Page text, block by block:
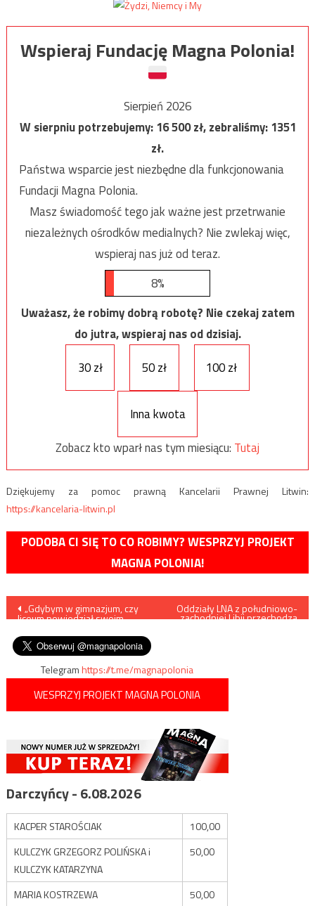
Wspieraj Fundację Magna Polonia!
Sierpień 2026
W sierpniu potrzebujemy:16 500zł, zebraliśmy:1351
zł.
Państwa wsparcie jest niezbędne dla funkcjonowania
Fundacji Magna Polonia.
Masz świadomość tego jak ważne jest przetrwanie
niezależnych ośrodków medialnych? Nie zwlekaj więc,
wspieraj nas już od teraz.
8%
Uważasz, że robimy dobrą robotę? Nie czekaj zatem
do jutra, wspieraj nas od dzisiaj.
30 zł
50 zł 100 zł
Inna kwota
Zobacz kto wparł nas tym miesiącu: Tutaj
Dziękujemy za pomoc prawną Kancelarii Prawnej Litwin:
https://kancelaria-litwin.pl
PODOBA CI SIĘ TO CO ROBIMY? WESPRZYJ PROJEKT
MAGNA POLONIA!
Nawigacja
wpisu
„Gdybym w gimnazjum, czy
liceum powiedział swoim
Oddziały LNA z południowo-
zachodniej Libii przechodzą
Telegramhttps://t.me/magnapolonia
WESPRZYJ PROJEKT MAGNA POLONIA
Darczyńcy - 6.08.2026
KACPER STAROŚCIAK
100,00
KULCZYK GRZEGORZ POLIŃSKA i
KULCZYK KATARZYNA
50,00
MARIA KOSTRZEWA 50,00